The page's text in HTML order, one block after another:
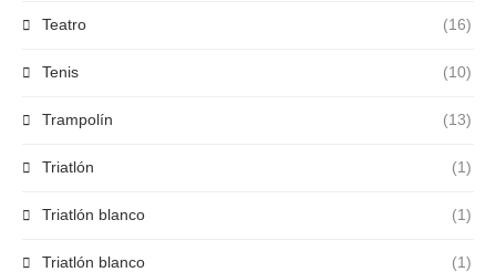
Teatro (16)
Tenis (10)
Trampolín (13)
Triatlón (1)
Triatlón blanco (1)
Triatlón blanco (1)